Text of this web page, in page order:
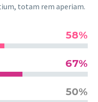
totam rem aperiam.
58%
67%
50%